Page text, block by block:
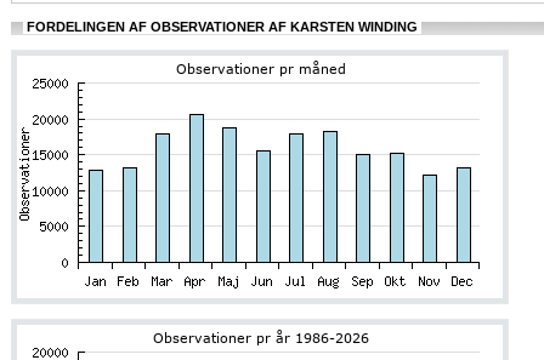
FORDELINGEN AF OBSERVATIONER AF KARSTEN WINDING